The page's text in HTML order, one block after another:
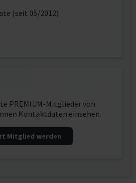
(seit 05/2012)
PREMIUM-Mitglieder von
Kontaktdaten einsehen.
Mitglied werden